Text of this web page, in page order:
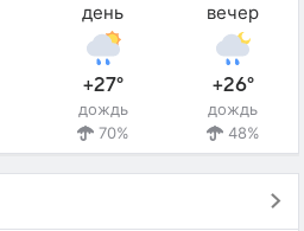
день
+27°
дождь
70%
вечер
+26°
дождь
48%